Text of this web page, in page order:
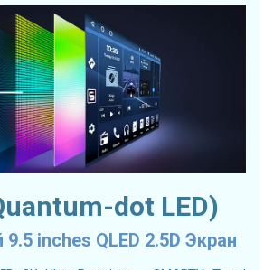
dot LED)
inches QLED 2.5D Экран